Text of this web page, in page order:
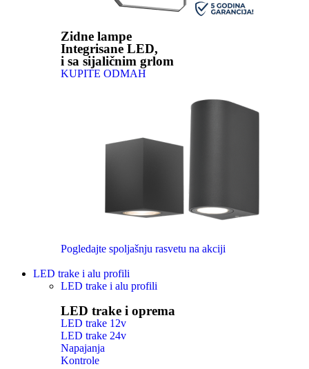
Zidne lampe
Integrisane LED,
i sa sijaličnim grlom
KUPITE ODMAH
Pogledajte spoljašnju rasvetu na akciji
LED trake i alu profili
LED trake i alu profili
LED trake i oprema
LED trake 12v
LED trake 24v
Napajanja
Kontrole